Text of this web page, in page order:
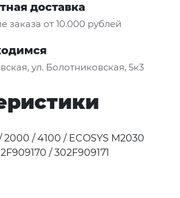
доставка
заказа от 10.000 рублей
ул. Болотниковская, 5к3
2000 / 4100 / ECOSYS M2030
/ 302F909171